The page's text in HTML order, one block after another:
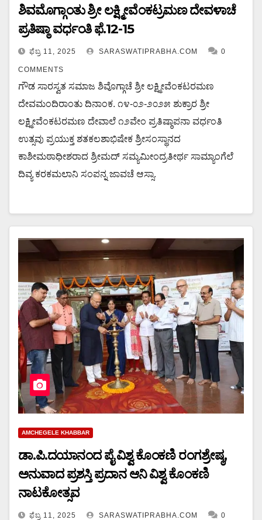
ಶಿವಮೊಗ್ಗಾಂತು ಶ್ರೀ ಲಕ್ಷ್ಮೀವೆಂಕಟ್ರಮಣ ದೇವಳಾಚೆ
ಪ್ರತಿಷ್ಠಾ ವರ್ಧಂತಿ ಫೆ.12-15
ಫೆಬ್ರ 11, 2025 SARASWATIPRABHA.COM 0
COMMENTS
ಗೌಡ ಸಾರಸ್ವತ ಸಮಾಜ ಶಿವೊಗ್ಗಾಚೆ ಶ್ರೀ ಲಕ್ಷ್ಮೀವೆಂಕಟರಮಣ
ದೇವಮಂದಿರಾಂತು ದಿನಾಂಕ. ೧೪-೦೨-೨೦೨೫ ಶುಕ್ರಾರ ಶ್ರೀ
ಲಕ್ಷ್ಮೀವೆಂಕಟರಮಣ ದೇವಾಲೆ ೧೨ವೇಂ ಪ್ರತಿಷ್ಠಾಪನಾ ವರ್ಧಂತಿ
ಉತ್ಸವು ಪ್ರಯುಕ್ತ ಶತಕಲಶಾಭಿಷೇಕ ಶ್ರೀಸಂಸ್ಥಾನದ
ಕಾಶೀಮಠಾಧೀಶರಾದ ಶ್ರೀಮದ್ ಸಮ್ಯಮೀಂದ್ರತೀರ್ಥ ಸಾಮ್ಯಾಂಗೆಲೆ
ದಿವ್ಯ ಕರಕಮಲಾನಿ ಸಂಪನ್ನ ಜಾವಚೆ ಆಸ್ಸಾ.
AMCHEGELE KHABBAR
ಡಾ.ಪಿ.ದಯಾನಂದ ಪೈ ವಿಶ್ವ ಕೊಂಕಣಿ ರಂಗಶ್ರೇಷ್ಠ,
ಅನುವಾದ ಪ್ರಶಸ್ತಿ ಪ್ರದಾನ ಆನಿ ವಿಶ್ವ ಕೊಂಕಣಿ
ನಾಟಕೋತ್ಸವ
ಫೆಬ್ರ 11, 2025 SARASWATIPRABHA.COM 0